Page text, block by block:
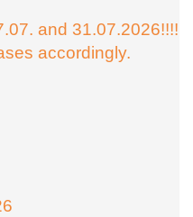
and 31.07.2026!!!!
accordingly.